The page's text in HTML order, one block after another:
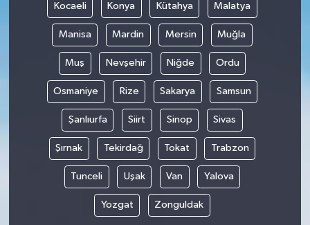
Kocaeli Konya Kütahya Malatya
Manisa Mardin Mersin Muğla
Muş Nevşehir Niğde Ordu
Osmaniye Rize Sakarya Samsun
Şanlıurfa Siirt Sinop Sivas
Şırnak Tekirdağ Tokat Trabzon
Tunceli Uşak Van Yalova
Yozgat Zonguldak